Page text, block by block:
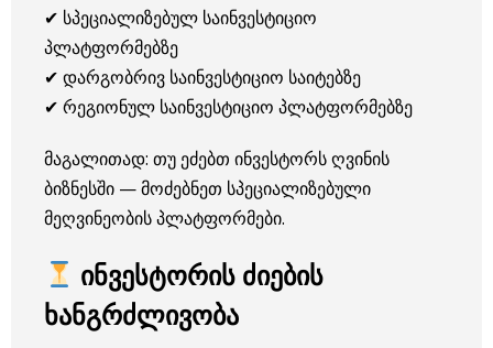
✔ სპეციალიზებულ საინვესტიციო
პლატფორმებზე
✔ დარგობრივ საინვესტიციო საიტებზე
✔ რეგიონულ საინვესტიციო პლატფორმებზე
მაგალითად: თუ ეძებთ ინვესტორს ღვინის
ბიზნესში — მოძებნეთ სპეციალიზებული
მეღვინეობის პლატფორმები.
ინვესტორის ძიების
ხანგრძლივობა